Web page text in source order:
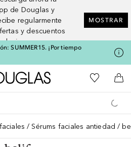
de Douglas y
regularmente
y descuentos
MOSTRAR
SUMMER15. ¡Por tiempo
A Douglas HomeMi lista de
A
Sérums faciales antiedad